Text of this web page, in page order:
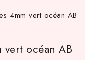
4mm vert océan AB
vert océan AB